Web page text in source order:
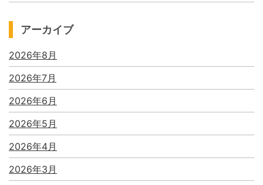
アーカイブ
2026年8月
2026年7月
2026年6月
2026年5月
2026年4月
2026年3月